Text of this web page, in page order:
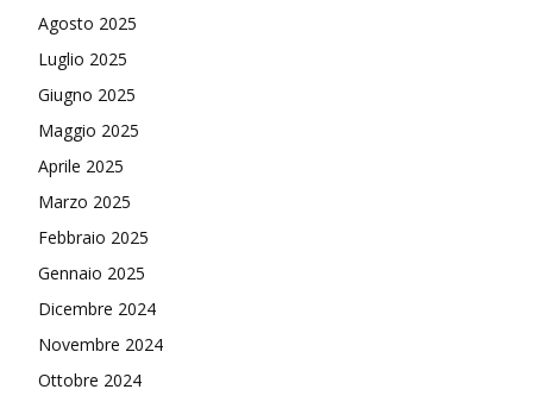
Agosto 2025
Luglio 2025
Giugno 2025
Maggio 2025
Aprile 2025
Marzo 2025
Febbraio 2025
Gennaio 2025
Dicembre 2024
Novembre 2024
Ottobre 2024